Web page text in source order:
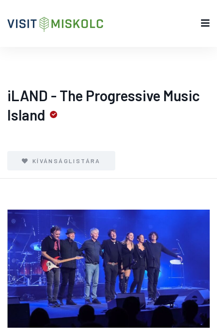
iLAND - The Progressive Music
Island
KÍVÁNSÁGLISTÁRA